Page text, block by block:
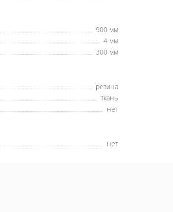
900 мм
4 мм
300 мм
резина
ткань
нет
нет